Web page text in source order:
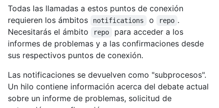
Todas las llamadas a estos puntos de conexión
requieren los ámbitos
notifications o repo .
Necesitarás el ámbito
repo
para acceder a los
informes de problemas y a las confirmaciones desde
sus respectivos puntos de conexión.
Las notificaciones se devuelven como "subprocesos".
Un hilo contiene información acerca del debate actual
sobre un informe de problemas, solicitud de